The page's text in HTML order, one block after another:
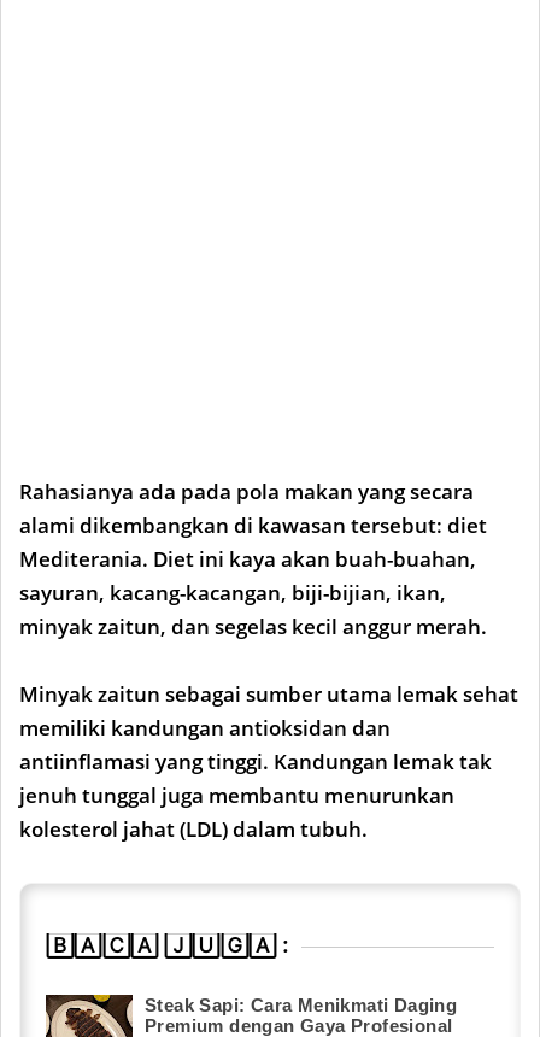
Rahasianya ada pada pola makan yang secara
alami dikembangkan di kawasan tersebut: diet
Mediterania. Diet ini kaya akan buah-buahan,
sayuran, kacang-kacangan, biji-bijian, ikan,
minyak zaitun, dan segelas kecil anggur merah.
Minyak zaitun sebagai sumber utama lemak sehat
memiliki kandungan antioksidan dan
antiinflamasi yang tinggi. Kandungan lemak tak
jenuh tunggal juga membantu menurunkan
kolesterol jahat (LDL) dalam tubuh.
🄱🄰🄲🄰 🄹🅄🄶🄰 :
Steak Sapi: Cara Menikmati Daging
Premium dengan Gaya Profesional